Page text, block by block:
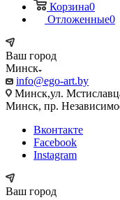
Корзина0
Отложенные0
Ваш город
Минск
info@ego-art.by
Минск,ул.
Минск, пр.
Вконтакте
Facebook
Instagram
Ваш город